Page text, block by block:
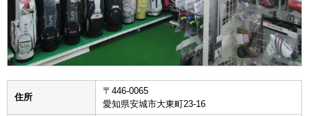
住所
〒446-0065
愛知県安城市大東町23-16